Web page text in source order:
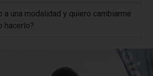
a una modalidad y quiero cambiarme
hacerlo?